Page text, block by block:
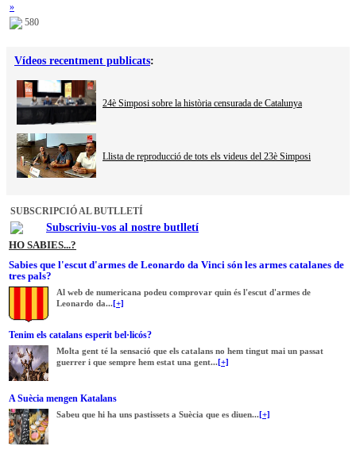
»
580
Vídeos recentment publicats:
24è Simposi sobre la història censurada de Catalunya
Llista de reproducció de tots els videus del 23è Simposi
SUBSCRIPCIÓ AL BUTLLETÍ
Subscriviu-vos al nostre butlletí
HO SABIES...?
Sabies que l'escut d'armes de Leonardo da Vinci són les armes catalanes de
tres pals?
Al web de numericana podeu comprovar quin és l'escut d'armes de
Leonardo da...[+]
Tenim els catalans esperit bel·licós?
Molta gent té la sensació que els catalans no hem tingut mai un passat
guerrer i que sempre hem estat una gent...[+]
A Suècia mengen Katalans
Sabeu que hi ha uns pastissets a Suècia que es diuen...[+]